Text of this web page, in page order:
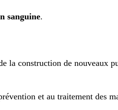
sanguine.
la construction de nouveaux
et au traitement des